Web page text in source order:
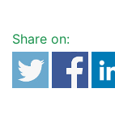
Share on: